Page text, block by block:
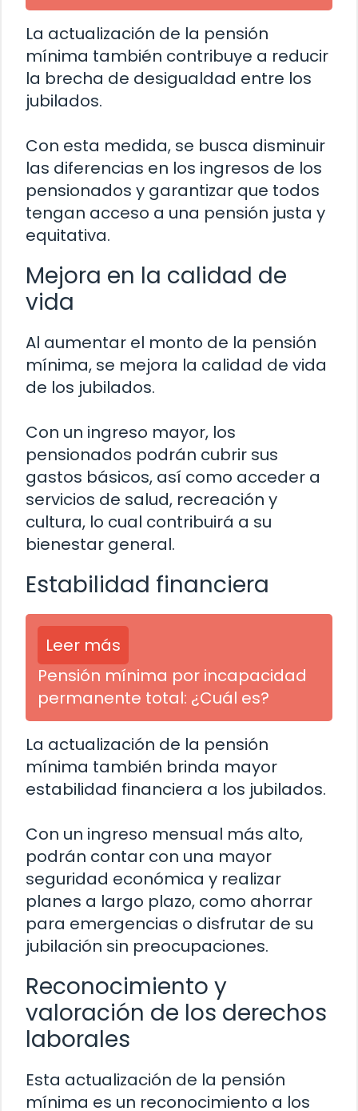
La actualización de la pensión
mínima también contribuye a reducir
la brecha de desigualdad entre los
jubilados.
Con esta medida, se busca disminuir
las diferencias en los ingresos de los
pensionados y garantizar que todos
tengan acceso a una pensión justa y
equitativa.
Mejora en la calidad de
vida
Al aumentar el monto de la pensión
mínima, se mejora la calidad de vida
de los jubilados.
Con un ingreso mayor, los
pensionados podrán cubrir sus
gastos básicos, así como acceder a
servicios de salud, recreación y
cultura, lo cual contribuirá a su
bienestar general.
Estabilidad financiera
Leer más
Pensión mínima por incapacidad
permanente total: ¿Cuál es?
La actualización de la pensión
mínima también brinda mayor
estabilidad financiera a los jubilados.
Con un ingreso mensual más alto,
podrán contar con una mayor
seguridad económica y realizar
planes a largo plazo, como ahorrar
para emergencias o disfrutar de su
jubilación sin preocupaciones.
Reconocimiento y
valoración de los derechos
laborales
Esta actualización de la pensión
mínima es un reconocimiento a los